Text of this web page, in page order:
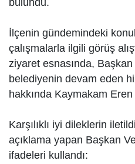
bulundu.
İlçenin gündemindeki
çalışmalarla ilgili görüş
ziyaret esnasında,
belediyenin devam eden
hakkında Kaymakam
Karşılıklı iyi dileklerin
açıklama yapan Başkan
ifadeleri kullandı: